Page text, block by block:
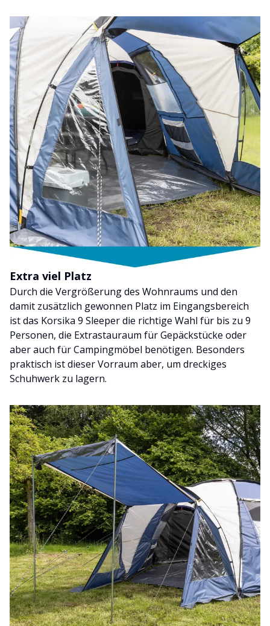
Extra viel Platz
Durch die Vergrößerung des Wohnraums und den
damit zusätzlich gewonnen Platz im Eingangsbereich
ist das Korsika 9 Sleeper die richtige Wahl für bis zu 9
Personen, die Extrastauraum für Gepäckstücke oder
aber auch für Campingmöbel benötigen. Besonders
praktisch ist dieser Vorraum aber, um dreckiges
Schuhwerk zu lagern.